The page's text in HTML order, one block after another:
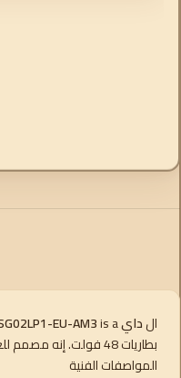
الداي SUN-10K-SG02LP1-EU-AM3is a
بطاريات 48 فولت. إنه مصمم للعمل والميزات على حد سواء على الشبكة وخارجها
المواصفات الفنية